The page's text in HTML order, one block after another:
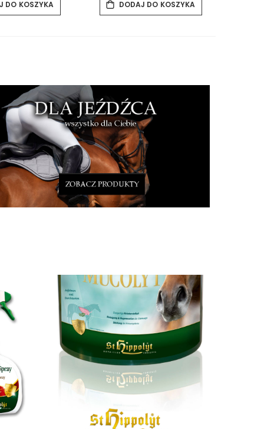
DO KOSZYKA DODAJ DO KOSZYKA